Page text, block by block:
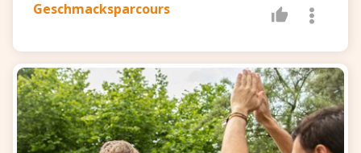
Geschmacksparcours